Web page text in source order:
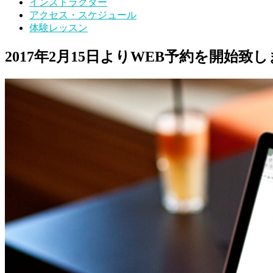
インストラクター
アクセス・スケジュール
体験レッスン
2017年2月15日よりWEB予約を開始致